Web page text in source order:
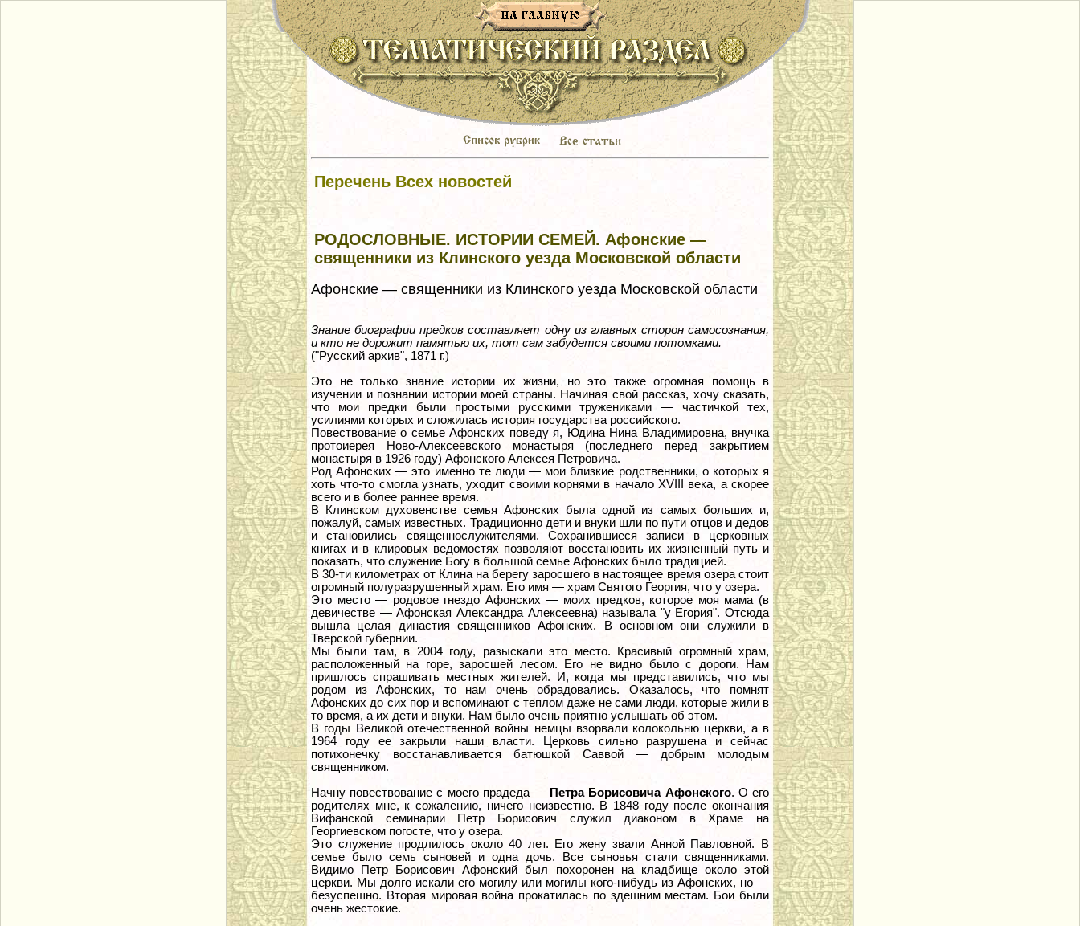
Перечень Всех новостей
РОДОСЛОВНЫЕ. ИСТОРИИ СЕМЕЙ. Афонские —
священники из Клинского уезда Московской области
Афонские — священники из Клинского уезда Московской области
Знание биографии предков составляет одну из главных сторон самосознания,
и кто не дорожит памятью их, тот сам забудется своими потомками.
("Русский архив", 1871 г.)
Это не только знание истории их жизни, но это также огромная помощь в
изучении и познании истории моей страны. Начиная свой рассказ, хочу сказать,
что мои предки были простыми русскими тружениками — частичкой тех,
усилиями которых и сложилась история государства российского.
Повествование о семье Афонских поведу я, Юдина Нина Владимировна, внучка
протоиерея Ново-Алексеевского монастыря (последнего перед закрытием
монастыря в 1926 году) Афонского Алексея Петровича.
Род Афонских — это именно те люди — мои близкие родственники, о которых я
хоть что-то смогла узнать, уходит своими корнями в начало XVIII века, а скорее
всего и в более раннее время.
В Клинском духовенстве семья Афонских была одной из самых больших и,
пожалуй, самых известных. Традиционно дети и внуки шли по пути отцов и дедов
и становились священнослужителями. Сохранившиеся записи в церковных
книгах и в клировых ведомостях позволяют восстановить их жизненный путь и
показать, что служение Богу в большой семье Афонских было традицией.
В 30-ти километрах от Клина на берегу заросшего в настоящее время озера стоит
огромный полуразрушенный храм. Его имя — храм Святого Георгия, что у озера.
Это место — родовое гнездо Афонских — моих предков, которое моя мама (в
девичестве — Афонская Александра Алексеевна) называла "у Егория". Отсюда
вышла целая династия священников Афонских. В основном они служили в
Тверской губернии.
Мы были там, в 2004 году, разыскали это место. Красивый огромный храм,
расположенный на горе, заросшей лесом. Его не видно было с дороги. Нам
пришлось спрашивать местных жителей. И, когда мы представились, что мы
родом из Афонских, то нам очень обрадовались. Оказалось, что помнят
Афонских до сих пор и вспоминают с теплом даже не сами люди, которые жили в
то время, а их дети и внуки. Нам было очень приятно услышать об этом.
В годы Великой отечественной войны немцы взорвали колокольню церкви, а в
1964 году ее закрыли наши власти. Церковь сильно разрушена и сейчас
потихонечку восстанавливается батюшкой Саввой — добрым молодым
священником.
Начну повествование с моего прадеда — Петра Борисовича Афонского. О его
родителях мне, к сожалению, ничего неизвестно. В 1848 году после окончания
Вифанской семинарии Петр Борисович служил диаконом в Храме на
Георгиевском погосте, что у озера.
Это служение продлилось около 40 лет. Его жену звали Анной Павловной. В
семье было семь сыновей и одна дочь. Все сыновья стали священниками.
Видимо Петр Борисович Афонский был похоронен на кладбище около этой
церкви. Мы долго искали его могилу или могилы кого-нибудь из Афонских, но —
безуспешно. Вторая мировая война прокатилась по здешним местам. Бои были
очень жестокие.